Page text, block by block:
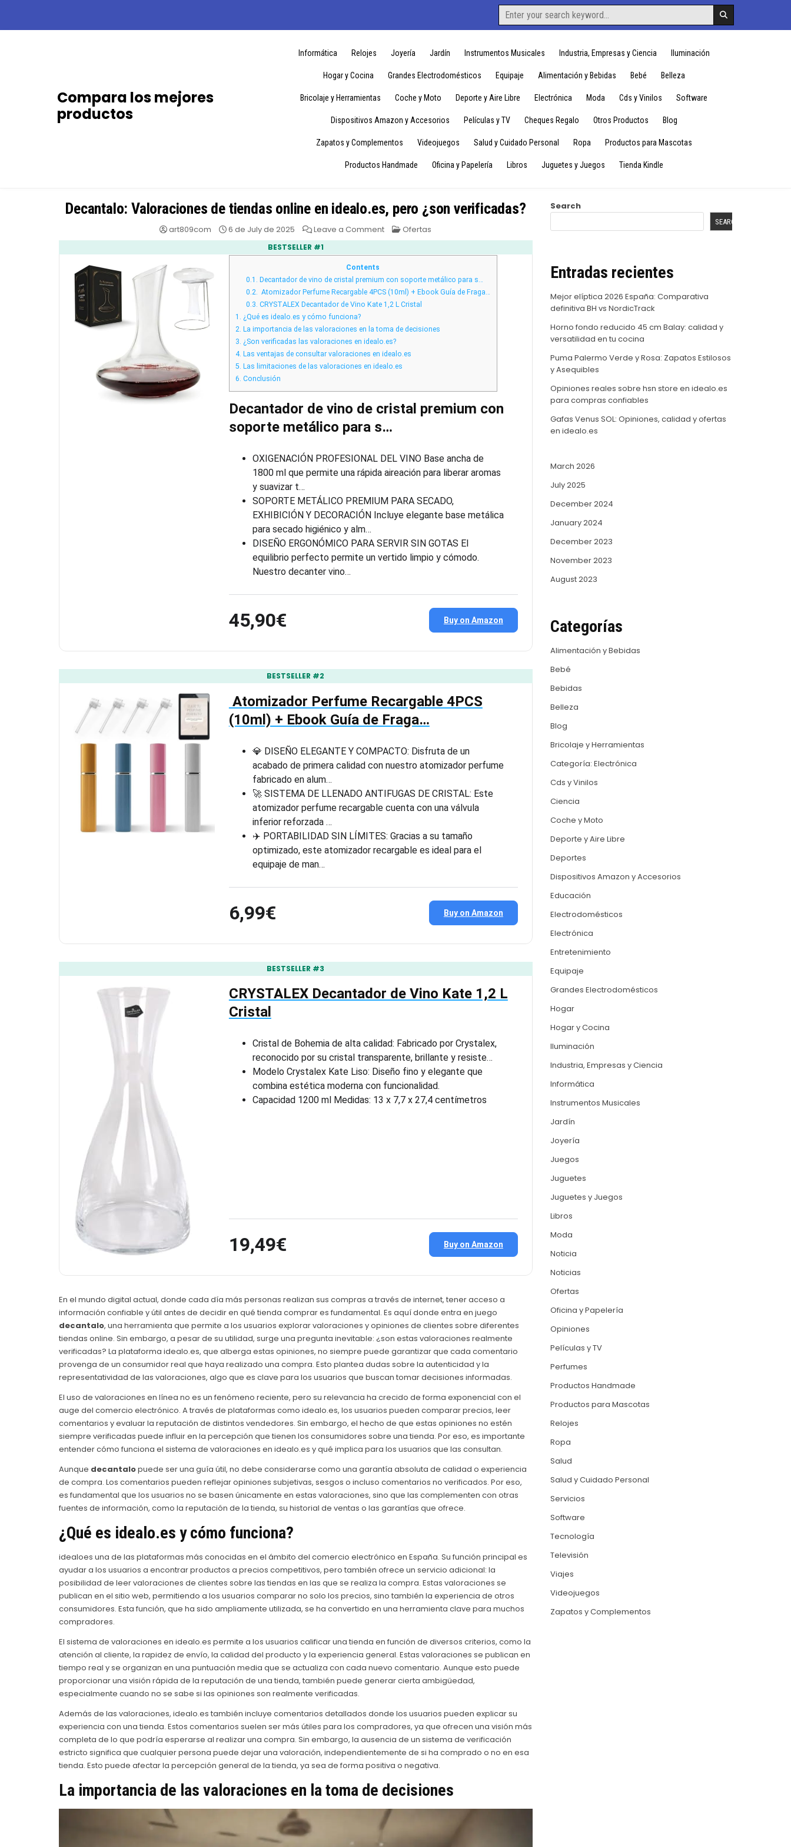
content
Search
for:
Compara los mejores
productos
Informática Relojes Joyería Jardín Instrumentos Musicales Industria, Empresas y Ciencia Iluminación
Hogar y Cocina Grandes Electrodomésticos Equipaje Alimentación y Bebidas Bebé Belleza
Bricolaje y Herramientas Coche y Moto Deporte y Aire Libre Electrónica Moda Cds y Vinilos Software
Dispositivos Amazon y Accesorios Películas y TV Cheques Regalo Otros Productos Blog
Zapatos y Complementos Videojuegos Salud y Cuidado Personal Ropa Productos para Mascotas
Productos Handmade Oficina y Papelería Libros Juguetes y Juegos Tienda Kindle
Decantalo: Valoraciones de tiendas online en idealo.es, pero ¿son verificadas?
art809com 6 de July de 2025 Leave a Commenton
Decantalo:
Valoraciones
de
tiendas
idealo.es,
pero
¿son
verificadas?
Posted
Ofertas
BESTSELLER #1
Contents
0.1. Decantador de vino de cristal premium con soporte metálico para s…
0.2. ️ Atomizador Perfume Recargable 4PCS (10ml) + Ebook Guía de Fraga…
0.3. CRYSTALEX Decantador de Vino Kate 1,2 L Cristal
1. ¿Qué es idealo.es y cómo funciona?
2. La importancia de las valoraciones en la toma de decisiones
3. ¿Son verificadas las valoraciones en idealo.es?
4. Las ventajas de consultar valoraciones en idealo.es
5. Las limitaciones de las valoraciones en idealo.es
6. Conclusión
Decantador de vino de cristal premium con
soporte metálico para s…
OXIGENACIÓN PROFESIONAL DEL VINO Base ancha de
1800 ml que permite una rápida aireación para liberar aromas
y suavizar t…
SOPORTE METÁLICO PREMIUM PARA SECADO,
EXHIBICIÓN Y DECORACIÓN Incluye elegante base metálica
para secado higiénico y alm…
DISEÑO ERGONÓMICO PARA SERVIR SIN GOTAS El
equilibrio perfecto permite un vertido limpio y cómodo.
Nuestro decanter vino…
45,90€ Buy on Amazon
BESTSELLER #2
️ Atomizador Perfume Recargable 4PCS
(10ml) + Ebook Guía de Fraga…
💎 DISEÑO ELEGANTE Y COMPACTO: Disfruta de un
acabado de primera calidad con nuestro atomizador perfume
fabricado en alum…
🚀 SISTEMA DE LLENADO ANTIFUGAS DE CRISTAL: Este
atomizador perfume recargable cuenta con una válvula
inferior reforzada …
✈️ PORTABILIDAD SIN LÍMITES: Gracias a su tamaño
optimizado, este atomizador recargable es ideal para el
equipaje de man…
6,99€ Buy on Amazon
BESTSELLER #3
CRYSTALEX Decantador de Vino Kate 1,2 L
Cristal
Cristal de Bohemia de alta calidad: Fabricado por Crystalex,
reconocido por su cristal transparente, brillante y resiste…
Modelo Crystalex Kate Liso: Diseño fino y elegante que
combina estética moderna con funcionalidad.
Capacidad 1200 ml Medidas: 13 x 7,7 x 27,4 centímetros
19,49€ Buy on Amazon
En el mundo digital actual, donde cada día más personas realizan sus compras a través de internet, tener acceso a
información confiable y útil antes de decidir en qué tienda comprar es fundamental. Es aquí donde entra en juego
decantalo, una herramienta que permite a los usuarios explorar valoraciones y opiniones de clientes sobre diferentes
tiendas online. Sin embargo, a pesar de su utilidad, surge una pregunta inevitable: ¿son estas valoraciones realmente
verificadas? La plataforma idealo.es, que alberga estas opiniones, no siempre puede garantizar que cada comentario
provenga de un consumidor real que haya realizado una compra. Esto plantea dudas sobre la autenticidad y la
representatividad de las valoraciones, algo que es clave para los usuarios que buscan tomar decisiones informadas.
El uso de valoraciones en línea no es un fenómeno reciente, pero su relevancia ha crecido de forma exponencial con el
auge del comercio electrónico. A través de plataformas como idealo.es, los usuarios pueden comparar precios, leer
comentarios y evaluar la reputación de distintos vendedores. Sin embargo, el hecho de que estas opiniones no estén
siempre verificadas puede influir en la percepción que tienen los consumidores sobre una tienda. Por eso, es importante
entender cómo funciona el sistema de valoraciones en idealo.es y qué implica para los usuarios que las consultan.
Aunque decantalopuede ser una guía útil, no debe considerarse como una garantía absoluta de calidad o experiencia
de compra. Los comentarios pueden reflejar opiniones subjetivas, sesgos o incluso comentarios no verificados. Por eso,
es fundamental que los usuarios no se basen únicamente en estas valoraciones, sino que las complementen con otras
fuentes de información, como la reputación de la tienda, su historial de ventas o las garantías que ofrece.
¿Qué es idealo.es y cómo funciona?
idealoes una de las plataformas más conocidas en el ámbito del comercio electrónico en España. Su función principal es
ayudar a los usuarios a encontrar productos a precios competitivos, pero también ofrece un servicio adicional: la
posibilidad de leer valoraciones de clientes sobre las tiendas en las que se realiza la compra. Estas valoraciones se
publican en el sitio web, permitiendo a los usuarios comparar no solo los precios, sino también la experiencia de otros
consumidores. Esta función, que ha sido ampliamente utilizada, se ha convertido en una herramienta clave para muchos
compradores.
El sistema de valoraciones en idealo.es permite a los usuarios calificar una tienda en función de diversos criterios, como la
atención al cliente, la rapidez de envío, la calidad del producto y la experiencia general. Estas valoraciones se publican en
tiempo real y se organizan en una puntuación media que se actualiza con cada nuevo comentario. Aunque esto puede
proporcionar una visión rápida de la reputación de una tienda, también puede generar cierta ambigüedad,
especialmente cuando no se sabe si las opiniones son realmente verificadas.
Además de las valoraciones, idealo.es también incluye comentarios detallados donde los usuarios pueden explicar su
experiencia con una tienda. Estos comentarios suelen ser más útiles para los compradores, ya que ofrecen una visión más
completa de lo que podría esperarse al realizar una compra. Sin embargo, la ausencia de un sistema de verificación
estricto significa que cualquier persona puede dejar una valoración, independientemente de si ha comprado o no en esa
tienda. Esto puede afectar la percepción general de la tienda, ya sea de forma positiva o negativa.
La importancia de las valoraciones en la toma de decisiones
Search
SEARCH
Entradas recientes
Mejor elíptica 2026 España: Comparativa
definitiva BH vs NordicTrack
Horno fondo reducido 45 cm Balay: calidad y
versatilidad en tu cocina
Puma Palermo Verde y Rosa: Zapatos Estilosos
y Asequibles
Opiniones reales sobre hsn store en idealo.es
para compras confiables
Gafas Venus SOL: Opiniones, calidad y ofertas
en idealo.es
March 2026
July 2025
December 2024
January 2024
December 2023
November 2023
August 2023
Categorías
Alimentación y Bebidas
Bebé
Bebidas
Belleza
Blog
Bricolaje y Herramientas
Categoría: Electrónica
Cds y Vinilos
Ciencia
Coche y Moto
Deporte y Aire Libre
Deportes
Dispositivos Amazon y Accesorios
Educación
Electrodomésticos
Electrónica
Entretenimiento
Equipaje
Grandes Electrodomésticos
Hogar
Hogar y Cocina
Iluminación
Industria, Empresas y Ciencia
Informática
Instrumentos Musicales
Jardín
Joyería
Juegos
Juguetes
Juguetes y Juegos
Libros
Moda
Noticia
Noticias
Ofertas
Oficina y Papelería
Opiniones
Películas y TV
Perfumes
Productos Handmade
Productos para Mascotas
Relojes
Ropa
Salud
Salud y Cuidado Personal
Servicios
Software
Tecnología
Televisión
Viajes
Videojuegos
Zapatos y Complementos